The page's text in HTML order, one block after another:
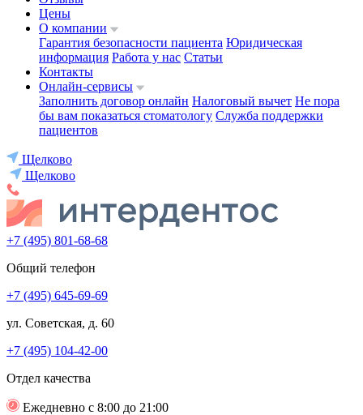
Цены
О компании
Гарантия безопасности пациента Юридическая
информация Работа у нас Статьи
Контакты
Онлайн-сервисы
Заполнить договор онлайн Налоговый вычет Не пора
бы вам показаться стоматологу Служба поддержки
пациентов
Щелково
Щелково
+7 (495) 801-68-68
Общий телефон
+7 (495) 645-69-69
ул. Советская, д. 60
+7 (495) 104-42-00
Отдел качества
Ежедневно с 8:00 до 21:00